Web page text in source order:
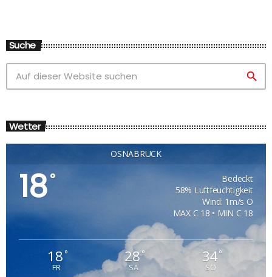
Suche
search
Wetter
OSNABRÜCK
18°
Bedeckt
58% Luftfeuchtigkeit
Wind: 1m/s O
MAX C 18 • MIN C 18
18°
FR
28°
SA
34°
SO